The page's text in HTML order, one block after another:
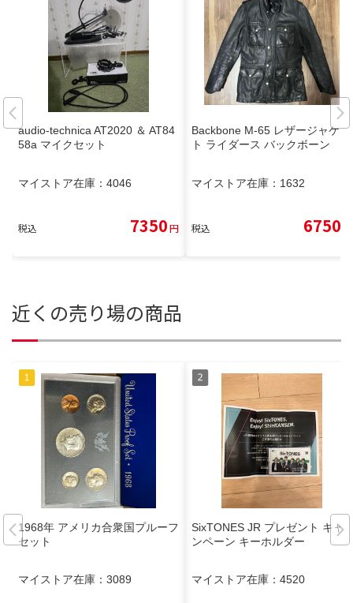
audio-technica AT2020 ＆ AT84
58a マイクセット
マイストア在庫： 4046
税込 7350円
Backbone M-65 レザージャケッ
ト ライダース バックボーン
マイストア在庫： 1632
税込 6750
近くの売り場の商品
1968年 アメリカ合衆国プルーフ
セット
マイストア在庫： 3089
SixTONES JR プレゼント キャ
ンペーン キーホルダー
マイストア在庫： 4520